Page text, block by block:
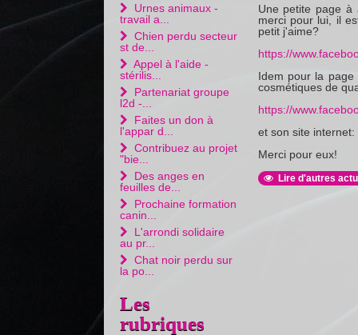
Urnes animaux -
travail a...
Chien perdu secteur
st de...
Appel à l'aide -
stérilis...
Partenariat groupe
l2d -...
Faites un don à
l'appar d...
Contribuez au projet
"bie...
Des anges en
feuilles de...
Prochaine formation
canin...
L'arrondi solidaire
au pr...
Chat noir perdu sur
la po...
Les
rubriques
Une petite page à
merci pour lui, il
petit j'aime?
https://
Idem pour la
cosmétiques de
https://
et son site internet:
Merci pour eux!
Lire d'autres